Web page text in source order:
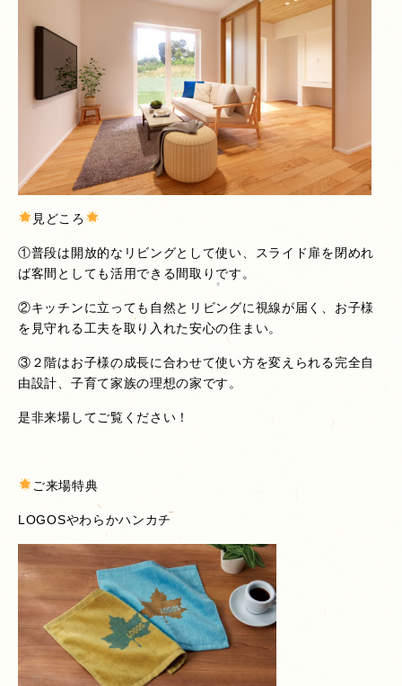
見どころ
①普段は開放的なリビングとして使い、スライド扉を閉めれ
ば客間としても活用できる間取りです。
②キッチンに立っても自然とリビングに視線が届く、お子様
を見守れる工夫を取り入れた安心の住まい。
③２階はお子様の成長に合わせて使い方を変えられる完全自
由設計、子育て家族の理想の家です。
是非来場してご覧ください！
ご来場特典
LOGOSやわらかハンカチ